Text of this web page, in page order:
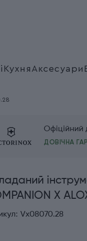
Кухня Аксесуари
ДОВІЧНА
X
Vx08070.28